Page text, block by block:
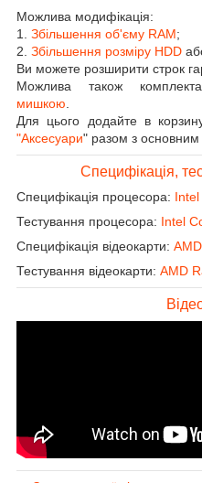
Можлива модифікація:
1. Збільшення об'єму RAM;
2. Збільшення розміру HDD
Ви можете розширити строк
Можлива також
мишкою
Для цього додайте в
"Аксесуари" разом з основним
Специфікація,
Специфікація процесора:
Тестування процесора: Intel
Специфікація відеокарти:
Тестування відеокарти: AMD